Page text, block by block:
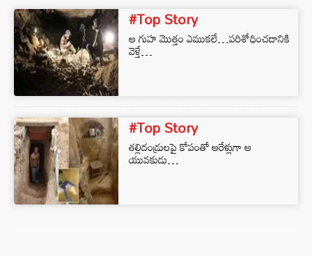
#Top Story
ఆ గుహ మొత్తం ఎముక‌లే…ప‌రిశోధించ‌డానికి
వెళ్తే…
#Top Story
త‌ల్లిదండ్రుల‌పై కోపంతో ఆరేళ్లుగా ఆ
యువ‌కుడు…